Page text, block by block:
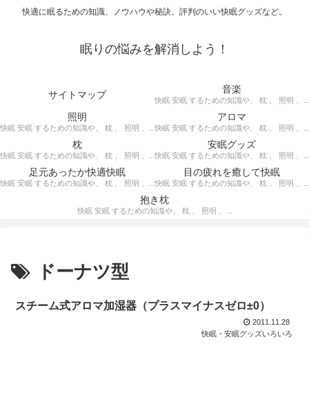
快適に眠るための知識、ノウハウや秘訣。評判のいい快眠グッズなど。
眠りの悩みを解消しよう！
サイトマップ 音楽
快眠 安眠 するための知識や、 枕 、 照明 、 アロマ など、おすすめの グッズ を紹介。 快眠 安眠 のための 音楽 CD の紹介です。 ヒーリングCD リラクゼーションCD インストゥルメンタルCD オルゴールCD ヘミシンクCD α波音楽 など。
照明
快眠 安眠 するための知識や、 枕 、 照明 、 アロマ など、おすすめの グッズ などを紹介。 快眠 安眠 のための 照明 フロアライト テーブルライト デスクライト スタンドライト など。
アロマ
快眠 安眠 するための知識や、 枕 、 照明 、 アロマ など、おすすめの グッズ などを紹介。 エッセンシャルオイル をはじめ、 アロマオイル を利用した アロマランプ 、 アロマディフューザー 、 アロマスプレー などの紹介です。
枕
快眠 安眠 するための知識や、 枕 、 照明 、 アロマ など、おすすめの グッズ などを紹介。 ぐっすり眠るために重要な枕選びのポイントや商品の紹介、 テンピュール 、 マニフレックス など。
安眠グッズ
快眠 安眠 するための知識や、 枕 、 照明 、 アロマ など、おすすめの グッズ などを紹介。 いろいろな 快眠 安眠 グッズ の紹介、足枕、うたた寝枕、目覚まし時計、入浴剤 など。
足元あったか快適快眠
快眠 安眠 するための知識や、 枕 、 照明 、 アロマ など、おすすめの グッズ などを紹介。 足元あったかで快適に眠るための 湯たんぽ あったか靴下 レッグウォーマー などの紹介です。
目の疲れを癒して快眠
快眠 安眠 するための知識や、 枕 、 照明 、 アロマ など、おすすめの グッズ などを紹介。 目の疲れを癒やす、 快眠、安眠 のための アイマスク アイピロー について。
抱き枕
快眠 安眠 するための知識や、 枕 、 照明 、 アロマ など、おすすめの グッズ などを紹介。 安心感を得る、リラックスして眠れるための 抱き枕 の紹介です。 妊婦さんや赤ちゃん、腰痛がある人におすすめ。
ドーナツ型
スチーム式アロマ加湿器（プラスマイナスゼロ±0）
2011.11.28
快眠・安眠グッズいろいろ